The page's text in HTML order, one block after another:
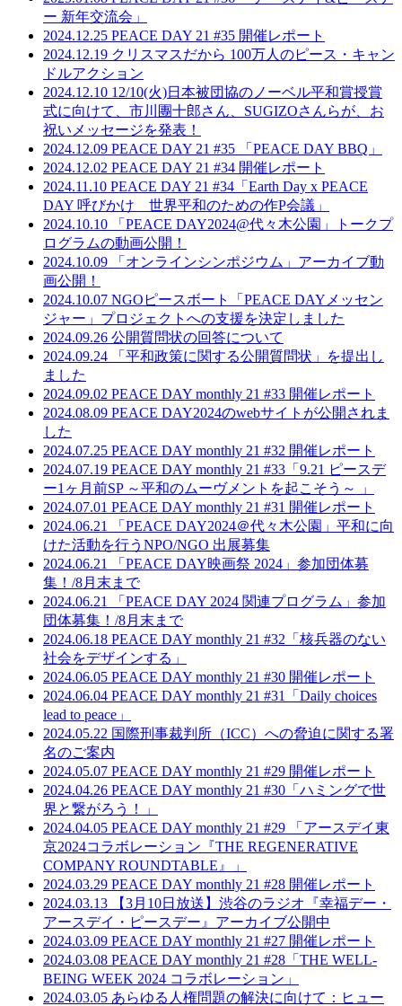
ー 新年交流会」
2024.12.25 PEACE DAY 21 #35 開催レポート
2024.12.19 クリスマスだから 100万人のピース・キャン
ドルアクション
2024.12.10 12/10(火)日本被団協のノーベル平和賞授賞
式に向けて、市川團十郎さん、SUGIZOさんらが、お
祝いメッセージを発表！
2024.12.09 PEACE DAY 21 #35 「PEACE DAY BBQ」
2024.12.02 PEACE DAY 21 #34 開催レポート
2024.11.10 PEACE DAY 21 #34「Earth Day x PEACE
DAY 呼びかけ 世界平和のための作P会議」
2024.10.10
「PEACE DAY2024@代々木公園」トークプ
ログラムの動画公開！
2024.10.09
「オンラインシンポジウム」アーカイブ動
画公開！
2024.10.07 NGOピースボート「PEACE DAYメッセン
ジャー」プロジェクトへの支援を決定しました
2024.09.26 公開質問状の回答について
2024.09.24
「平和政策に関する公開質問状」を提出し
ました
2024.09.02 PEACE DAY monthly 21 #33 開催レポート
2024.08.09 PEACE DAY2024のwebサイトが公開されま
した
2024.07.25 PEACE DAY monthly 21 #32 開催レポート
2024.07.19 PEACE DAY monthly 21 #33「9.21 ピースデ
ー1ヶ月前SP ～平和のムーヴメントを起こそう～ 」
2024.07.01 PEACE DAY monthly 21 #31 開催レポート
2024.06.21
「PEACE DAY2024＠代々木公園」平和に向
けた活動を行うNPO/NGO 出展募集
2024.06.21
「PEACE DAY映画祭 2024」参加団体募
集！/8月末まで
2024.06.21
「PEACE DAY 2024 関連プログラム」参加
団体募集！/8月末まで
2024.06.18 PEACE DAY monthly 21 #32「核兵器のない
社会をデザインする」
2024.06.05 PEACE DAY monthly 21 #30 開催レポート
2024.06.04 PEACE DAY monthly 21 #31「Daily choices
lead to peace」
2024.05.22 国際刑事裁判所（ICC）への脅迫に関する署
名のご案内
2024.05.07 PEACE DAY monthly 21 #29 開催レポート
2024.04.26 PEACE DAY monthly 21 #30「ハミングで世
界と繋がろう！」
2024.04.05 PEACE DAY monthly 21 #29 「アースデイ東
京2024コラボレーション『THE REGENERATIVE
COMPANY ROUNDTABLE』」
2024.03.29 PEACE DAY monthly 21 #28 開催レポート
2024.03.13
【3月10日放送】渋谷のラジオ『幸福デー・
アースデイ・ピースデー』アーカイブ公開中
2024.03.09 PEACE DAY monthly 21 #27 開催レポート
2024.03.08 PEACE DAY monthly 21 #28「THE WELL-
BEING WEEK 2024 コラボレーション」
2024.03.05 あらゆる人権問題の解決に向けて：ヒュー